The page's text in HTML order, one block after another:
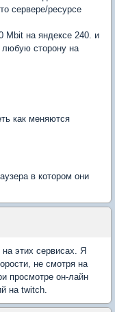
сервере/ресурсе
Mbit на яндексе 240. и
любую сторону на
как меняются
в котором они
этих сервисах. Я
не смотря на
просмотре он-лайн
на twitch.